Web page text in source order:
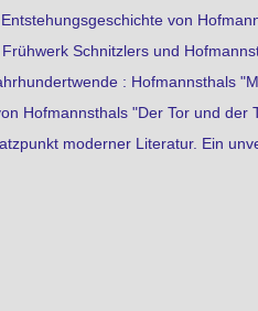
von
Schnitzlers und
: Hofmannsthals
Hofmannsthals "Der Tor und der
moderner Literatur. Ein